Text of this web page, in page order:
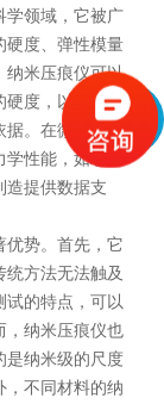
领域，它被广
硬度、弹性模量
纳米压痕仪可以
硬度，以及细胞
据。在微电子学
性能，如芯片
造提供数据支
势。首先，它
方法无法触及
试的特点，可以
，纳米压痕仪也
是纳米级的尺度
，不同材料的纳